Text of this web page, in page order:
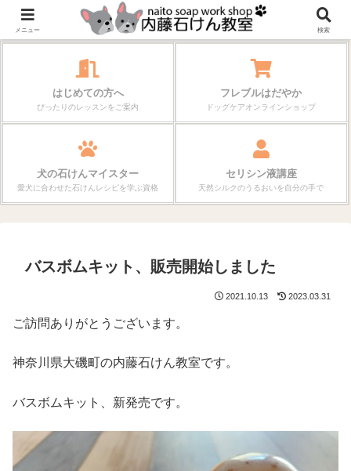
作る楽しさが、毎日の暮らしを変えていく。
はじめての方へ
ぴったりのレッスンをご案内
フレブルはだやか
ドッグケアオンラインショップ
犬の石けんマイスター
愛犬に合わせた石けんレシピを学ぶ資格
セリシン液講座
天然シルクのうるおいを自分の手で
バスボムキット、販売開始しました
2021.10.13 2023.03.31
ご訪問ありがとうございます。
神奈川県大磯町の内藤石けん教室です。
バスボムキット、新発売です。
メニュー 検索